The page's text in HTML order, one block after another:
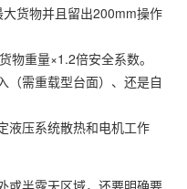
大货物并且留出200mm操作
物重量×1.2倍安全系数。
（需重载型台面）、还是自
液压系统散热和电机工作
或半露天区域，还要明确要